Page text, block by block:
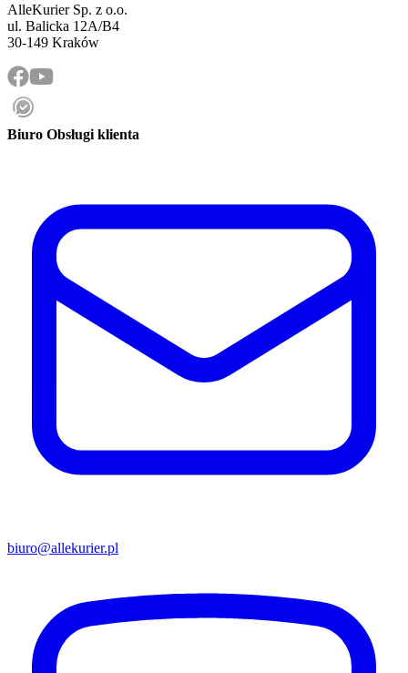
AlleKurier Sp. z o.o.
ul. Balicka 12A/B4
30-149 Kraków
Biuro Obsługi klienta
biuro@allekurier.pl